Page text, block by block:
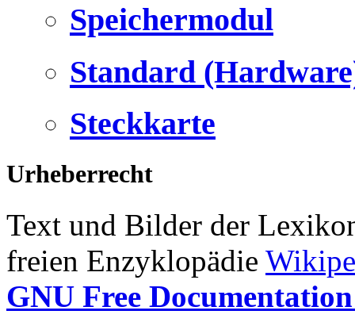
Speichermodul
Standard
Steckkarte
Urheberrecht
Text und Bilder der
freien Enzyklopädie
GNU Free